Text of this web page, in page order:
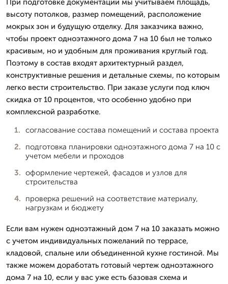
При подготовке документации мы учитываем площадь,
высоту потолков, размер помещений, расположение
мокрых зон и будущую отделку. Для заказчика важно,
чтобы проект одноэтажного дома 7 на 10 был не только
красивым, но и удобным для проживания круглый год.
Поэтому в состав входят архитектурный раздел,
конструктивные решения и детальные схемы, по которым
легко вести строительство. При заказе услуги под ключ
скидка от 10 процентов, что особенно удобно при
комплексной разработке.
согласование состава помещений и состава проекта
подготовка планировки одноэтажного дома 7 на 10 с
учетом мебели и проходов
оформление чертежей, фасадов и узлов для
строительства
проверка решений на соответствие материалу,
нагрузкам и бюджету
Если вам нужен одноэтажный дом 7 на 10 заказать можно
с учетом индивидуальных пожеланий по террасе,
кладовой, спальне или объединенной кухне гостиной. Мы
также можем доработать готовый чертеж одноэтажного
дома 7 на 10, если у вас уже есть базовая схема и